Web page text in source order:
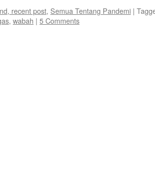
recent post, Semua Tentang Pandemi |
, wabah | 5 Comments